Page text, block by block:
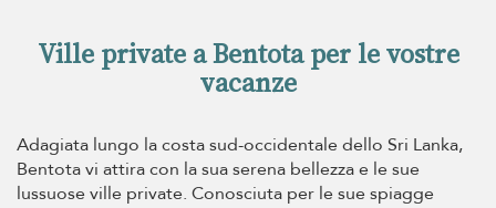
Ville private a Bentota per le vostre
vacanze
Adagiata lungo la costa sud-occidentale dello Sri Lanka,
Bentota vi attira con la sua serena bellezza e le sue
lussuose ville private. Conosciuta per le sue spiagge